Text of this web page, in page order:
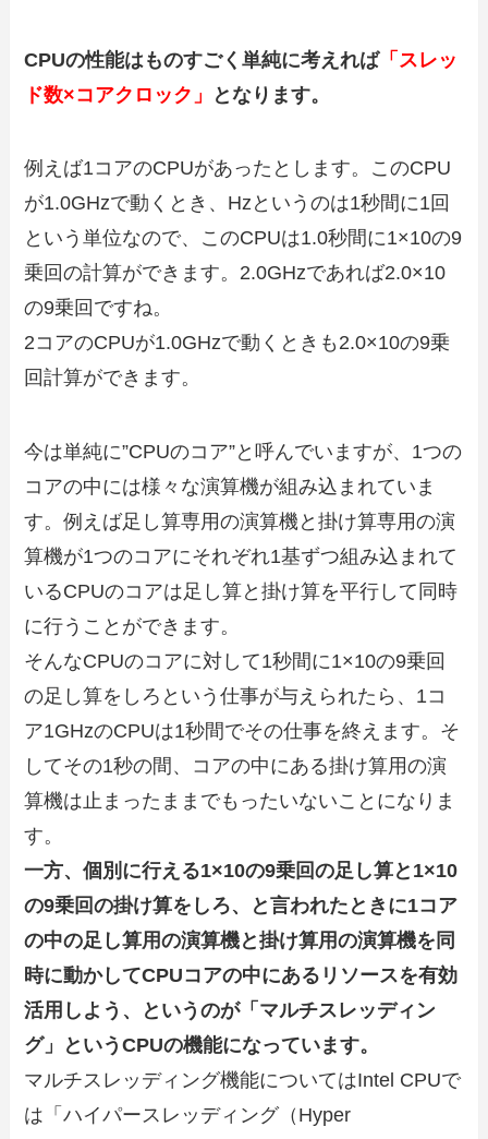
CPUの性能はものすごく単純に考えれば「スレッ
ド数×コアクロック」
となります。
例えば1コアのCPUがあったとします。このCPU
が1.0GHzで動くとき、Hzというのは1秒間に1回
という単位なので、このCPUは1.0秒間に1×10の9
乗回の計算ができます。2.0GHzであれば2.0×10
の9乗回ですね。
2コアのCPUが1.0GHzで動くときも2.0×10の9乗
回計算ができます。
今は単純に”CPUのコア”と呼んでいますが、1つの
コアの中には様々な演算機が組み込まれていま
す。例えば足し算専用の演算機と掛け算専用の演
算機が1つのコアにそれぞれ1基ずつ組み込まれて
いるCPUのコアは足し算と掛け算を平行して同時
に行うことができます。
そんなCPUのコアに対して1秒間に1×10の9乗回
の足し算をしろという仕事が与えられたら、1コ
ア1GHzのCPUは1秒間でその仕事を終えます。そ
してその1秒の間、コアの中にある掛け算用の演
算機は止まったままでもったいないことになりま
す。
一方、個別に行える1×10の9乗回の足し算と1×10
の9乗回の掛け算をしろ、と言われたときに1コア
の中の足し算用の演算機と掛け算用の演算機を同
時に動かしてCPUコアの中にあるリソースを有効
活用しよう、というのが「マルチスレッディン
グ」というCPUの機能になっています。
マルチスレッディング機能についてはIntel CPUで
は「ハイパースレッディング（Hyper